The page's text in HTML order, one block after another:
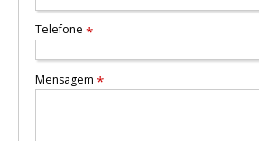
Telefone *
Mensagem *